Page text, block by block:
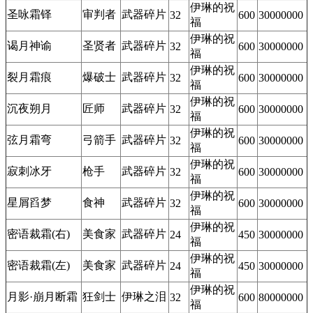
圣咏霜铎 审判者 武器碎片 32
伊琳的祝
福
600 30000000
谒月神谕 圣贤者 武器碎片 32
伊琳的祝
福
600 30000000
裂月霜痕 爆破士 武器碎片 32
伊琳的祝
福
600 30000000
沉夜朔月 匠师 武器碎片 32
伊琳的祝
福
600 30000000
弦月霜弯 弓箭手 武器碎片 32
伊琳的祝
福
600 30000000
寂刺冰牙 枪手 武器碎片 32
伊琳的祝
福
600 30000000
星屑舀梦 食神 武器碎片 32
伊琳的祝
福
600 30000000
密语裁霜(右) 美食家 武器碎片 24
伊琳的祝
福
450 30000000
密语裁霜(左) 美食家 武器碎片 24
伊琳的祝
福
450 30000000
月影·崩月断霜 狂剑士 伊琳之泪 32
伊琳的祝
福
600 80000000